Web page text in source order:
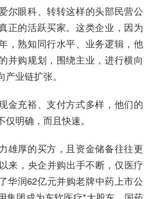
尔眼科、转转这样的头部民营公
正的活跃买家。这类企业，因为
，熟知同行水平、业务逻辑，他
并购规划，围绕主业，进行横向
业链扩张。
金充裕、支付方式多样， 他们的
明确，而且快速。
雄厚的买方， 且资金储备往往更
来，央企并购出手不断，仅医疗
华润62亿元并购老牌中药上市公